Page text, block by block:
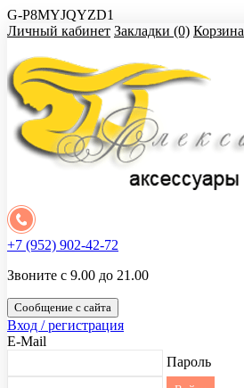
G-P8MYJQYZD1
Личный кабинет Закладки (0) Корзина
+7 (952) 902-42-72
Звоните с 9.00 до 21.00
Сообщение с сайта
Вход / регистрация
E-Mail
Пароль